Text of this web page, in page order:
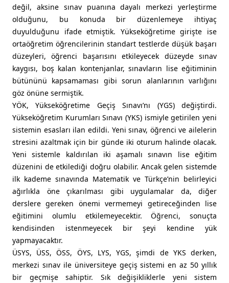
değil, aksine sınav puanına dayalı merkezi yerleştirme
olduğunu, bu konuda bir düzenlemeye ihtiyaç
duyulduğunu ifade etmiştik. Yükseköğretime girişte ise
ortaöğretim öğrencilerinin standart testlerde düşük başarı
düzeyleri, öğrenci başarısını etkileyecek düzeyde sınav
kaygısı, boş kalan kontenjanlar, sınavların lise eğitiminin
bütününü kapsamaması gibi sorun alanlarının varlığını
göz önüne sermiştik.
YÖK, Yükseköğretime Geçiş Sınavı’nı (YGS) değiştirdi.
Yükseköğretim Kurumları Sınavı (YKS) ismiyle getirilen yeni
sistemin esasları ilan edildi. Yeni sınav, öğrenci ve ailelerin
stresini azaltmak için bir günde iki oturum halinde olacak.
Yeni sistemle kaldırılan iki aşamalı sınavın lise eğitim
düzenini de etkilediği doğru olabilir. Ancak gelen sistemde
ilk kademe sınavında Matematik ve Türkçe’nin belirleyici
ağırlıkla öne çıkarılması gibi uygulamalar da, diğer
derslere gereken önemi vermemeyi getireceğinden lise
eğitimini olumlu etkilemeyecektir. Öğrenci, sonuçta
kendisinden istenmeyecek bir şeyi kendine yük
yapmayacaktır.
ÜSYS, ÜSS, ÖSS, ÖYS, LYS, YGS, şimdi de YKS derken,
merkezi sınav ile üniversiteye geçiş sistemi en az 50 yıllık
bir geçmişe sahiptir. Sık değişikliklerle yeni sistem